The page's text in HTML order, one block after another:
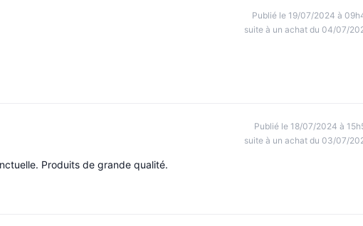
Publié le 19/07/2024 à
suite à un achat du 04/07/
Publié le 18/07/2024 à
suite à un achat du 03/07/
Produits de grande qualité.